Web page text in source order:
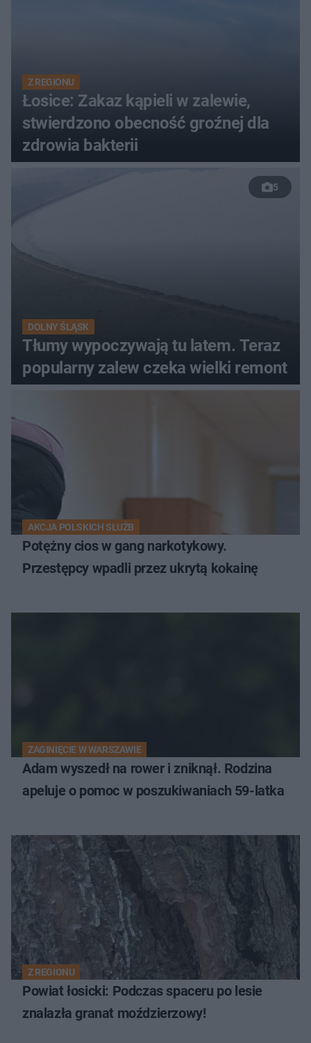
Z REGIONU
Łosice: Zakaz kąpieli w zalewie,
stwierdzono obecność groźnej dla
zdrowia bakterii
5
DOLNY ŚLĄSK
Tłumy wypoczywają tu latem. Teraz
popularny zalew czeka wielki remont
AKCJA POLSKICH SŁUŻB
Potężny cios w gang narkotykowy.
Przestępcy wpadli przez ukrytą kokainę
ZAGINIĘCIE W WARSZAWIE
Adam wyszedł na rower i zniknął. Rodzina
apeluje o pomoc w poszukiwaniach 59-latka
Z REGIONU
Powiat łosicki: Podczas spaceru po lesie
znalazła granat moździerzowy!